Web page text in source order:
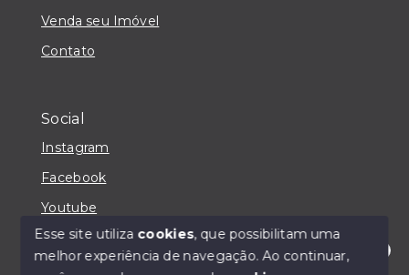
Venda seu Imóvel
Contato
Social
Instagram
Facebook
Youtube
Esse site utiliza cookies, que possibilitam uma
melhor experiência de navegação.Ao continuar,